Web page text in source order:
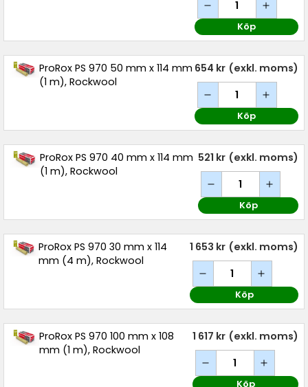
Köp
ProRox PS 970 50 mm x 114 mm
(1 m), Rockwool
654 kr (exkl. moms)
Köp
ProRox PS 970 40 mm x 114 mm
(1 m), Rockwool
521 kr (exkl. moms)
Köp
ProRox PS 970 30 mm x 114
mm (4 m), Rockwool
1 653 kr (exkl. moms)
Köp
ProRox PS 970 100 mm x 108
mm (1 m), Rockwool
1 617 kr (exkl. moms)
Köp